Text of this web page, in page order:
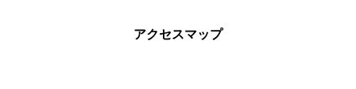
アクセスマップ